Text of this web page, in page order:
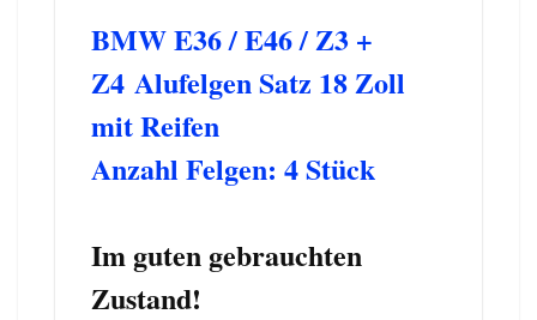
BMW E36 / E46 / Z3 +
Z4 Alufelgen Satz 18 Zoll
mit Reifen
Anzahl Felgen: 4 Stück
Im guten gebrauchten
Zustand!